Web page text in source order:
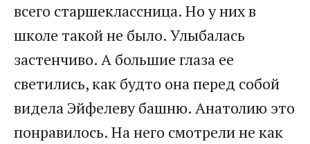
всего старшеклассница. Но у них в
школе такой не было. Улыбалась
застенчиво. А большие глаза ее
светились, как будто она перед собой
видела Эйфелеву башню. Анатолию это
понравилось. На него смотрели не как